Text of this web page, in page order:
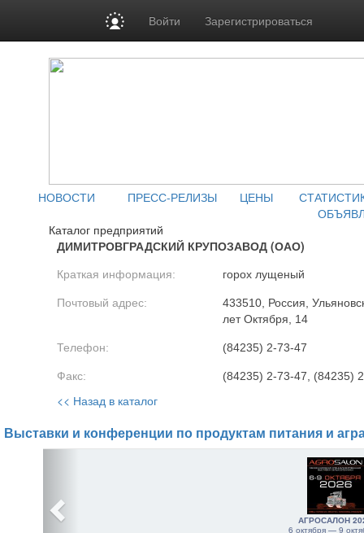
Войти Зарегистрироваться
НОВОСТИ ПРЕСС-РЕЛИЗЫ ЦЕНЫ
Каталог предприятий
ДИМИТРОВГРАДСКИЙ КРУПОЗАВОД (ОАО)
Краткая информация: горох лущеный
Почтовый адрес:
433510, Россия,
лет Октября, 14
Телефон: (84235) 2-73-47
Факс: (84235) 2-73-47, (84235)
<< Назад в каталог
Выставки и конференции по продуктам питания и
АГРОСАЛОН
6 октября — 9